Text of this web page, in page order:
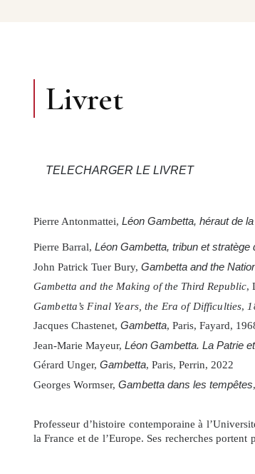
Livret
TELECHARGER LE LIVRET
Pierre Antonmattei, Léon Gambetta, héraut de
Pierre Barral, Léon Gambetta, tribun et stratège
John Patrick Tuer Bury, Gambetta and the
Gambetta and the Making of the Third Republic,
Gambetta’s Final Years, the Era of Difficulties,
Jacques Chastenet, Gambetta, Paris, Fayard,
Jean-Marie Mayeur, Léon Gambetta. La Patrie
Gérard Unger, Gambetta, Paris, Perrin, 2022
Georges Wormser, Gambetta dans les tempêtes
Professeur d’histoire contemporaine à
la France et de l’Europe. Ses recherches